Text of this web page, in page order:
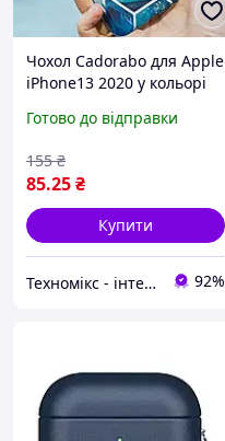
Чохол Cadorabo для Apple
iPhone13 2020 у кольорі
силіконовий чохол ТПУ із
Готово до відправки
85.25₴
155 ₴
Купити
Техномікс - інтернет - магазин якісної техніки, електроніки та інших товарів для дому та роботи 92%